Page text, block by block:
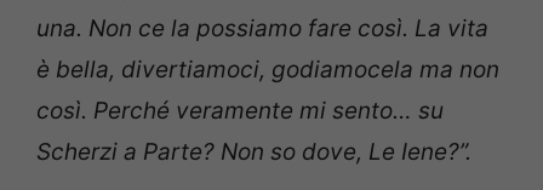
una. Non ce la possiamo fare così. La vita
è bella, divertiamoci, godiamocela ma non
così. Perché veramente mi sento… su
Scherzi a Parte? Non so dove, Le Iene?”.